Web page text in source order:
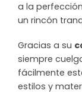
a la
un rincón
Gracias a su
siempre
fácilmente
estilos y